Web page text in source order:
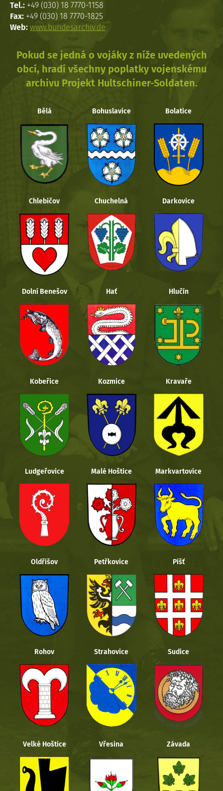
Tel.: +49 (030) 18 7770-1158
Fax: +49 (030) 18 7770-1825
Web: www.bundesarchiv.de
Pokud se jedná o vojáky z níže uvedených
obcí, hradí všechny poplatky vojenskému
archivu Projekt Hultschiner-Soldaten.
Bělá Bohuslavice Bolatice
Chlebičov Chuchelná Darkovice
Dolní Benešov Hať Hlučín
Kobeřice Kozmice Kravaře
Ludgeřovice Malé Hoštice Markvartovice
Oldřišov Petřkovice Píšť
Rohov Strahovice Sudice
Velké Hoštice Vřesina Závada